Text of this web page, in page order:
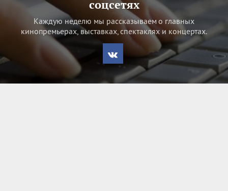
соцсетях
Каждую неделю мы рассказываем о главных
кинопремьерах, выставках, спектаклях и концертах.